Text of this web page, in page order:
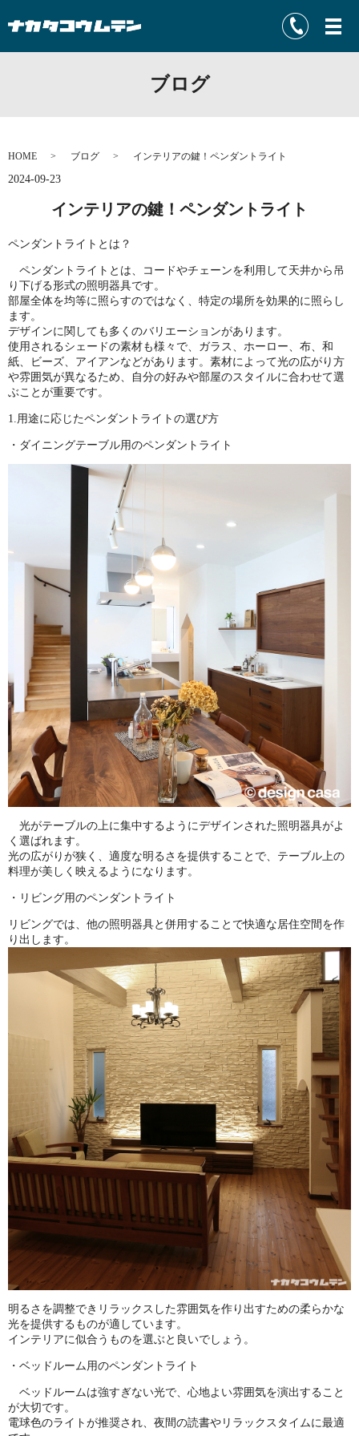
ブログ
HOME ブログ インテリアの鍵！ペンダントライト
2024-09-23
インテリアの鍵！ペンダントライト
ペンダントライトとは？
ペンダントライトとは、コードやチェーンを利用して天井から吊
り下げる形式の照明器具です。
部屋全体を均等に照らすのではなく、特定の場所を効果的に照らし
ます。
デザインに関しても多くのバリエーションがあります。
使用されるシェードの素材も様々で、ガラス、ホーロー、布、和
紙、ビーズ、アイアンなどがあります。素材によって光の広がり方
や雰囲気が異なるため、自分の好みや部屋のスタイルに合わせて選
ぶことが重要です。
1.用途に応じたペンダントライトの選び方
・ダイニングテーブル用のペンダントライト
光がテーブルの上に集中するようにデザインされた照明器具がよ
く選ばれます。
光の広がりが狭く、適度な明るさを提供することで、テーブル上の
料理が美しく映えるようになります。
・リビング用のペンダントライト
リビングでは、他の照明器具と併用することで快適な居住空間を作
り出します。
明るさを調整できリラックスした雰囲気を作り出すための柔らかな
光を提供するものが適しています。
インテリアに似合うものを選ぶと良いでしょう。
・ベッドルーム用のペンダントライト
ベッドルームは強すぎない光で、心地よい雰囲気を演出すること
が大切です。
電球色のライトが推奨され、夜間の読書やリラックスタイムに最適